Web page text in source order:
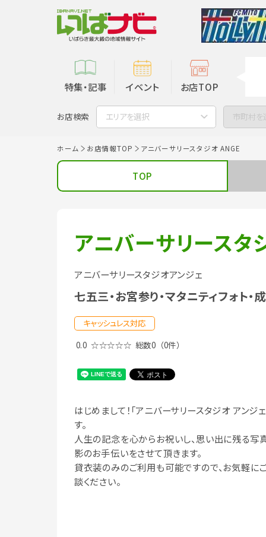
特集・記事 イベント お店TOP
お店検索 エリアを選択 市町村を
ホーム お店情報TOP アニバーサリースタジオ ANGE
TOP
アニバーサリースタ
アニバーサリースタジオアンジェ
七五三・お宮参り・マタニティフォト・
キャッシュレス対応
0.0 ☆☆☆☆☆ 総数0 （0件）
はじめまして！「アニバーサリースタジオ アンジェ
す。
人生の記念を心からお祝いし、思い出に残る写
影のお手伝いをさせて頂きます。
貸衣装のみのご利用も可能ですので、お気軽に
談ください。